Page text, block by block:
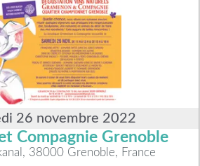
26 novembre 2022
Compagnie Grenoble
38000 Grenoble, France